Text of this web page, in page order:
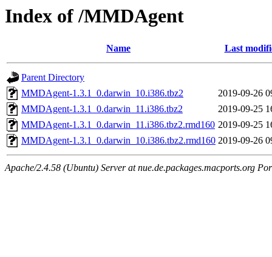
Index of /MMDAgent
Name Last
Parent Directory
MMDAgent-1.3.1_0.darwin_10.i386.tbz2
2019-09-26
MMDAgent-1.3.1_0.darwin_11.i386.tbz2
2019-09-25
MMDAgent-1.3.1_0.darwin_11.i386.tbz2.rmd160 2019-09-25
MMDAgent-1.3.1_0.darwin_10.i386.tbz2.rmd160 2019-09-26
Apache/2.4.58 (Ubuntu) Server at nue.de.packages.macports.org